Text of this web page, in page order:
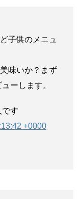
子供のメニュ
味いか？まず
ーします。
す
+0000